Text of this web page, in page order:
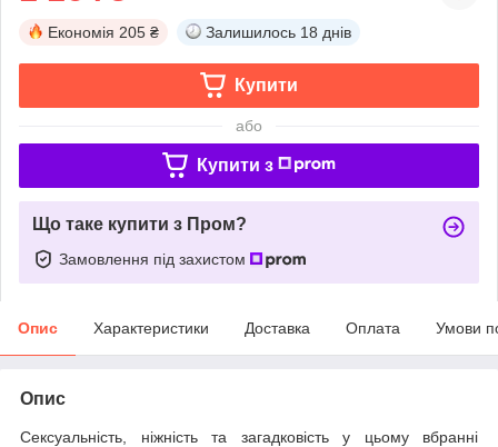
Економія 205 ₴ Залишилось 18 днів
Купити
або
Купити з
Що таке купити з Пром?
Замовлення під захистом
Опис Характеристики Доставка Оплата Умови
Опис
Сексуальність, ніжність та загадковість у цьому вбранні